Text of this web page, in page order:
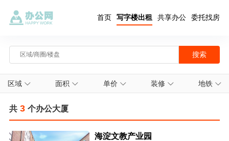
首页 写字楼出租 共享办公 委托找房
区域 面积 单价 装修 地铁
共 3 个办公大厦
海淀文教产业园